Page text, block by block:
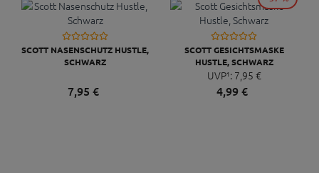
SCOTT NASENSCHUTZ HUSTLE,
SCHWARZ
7,95 €
SCOTT GESICHTSMASKE
HUSTLE, SCHWARZ
UVP¹: 7,95 €
4,99€